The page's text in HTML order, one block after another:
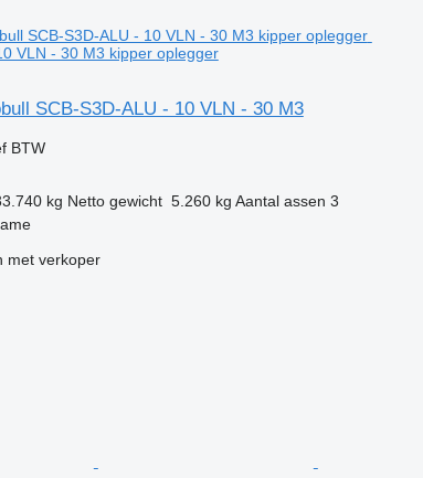
VLN - 30 M3 kipper oplegger
SCB-S3D-ALU - 10 VLN - 30 M3
BTW
kg Netto gewicht 5.260 kg Aantal assen 3
met verkoper